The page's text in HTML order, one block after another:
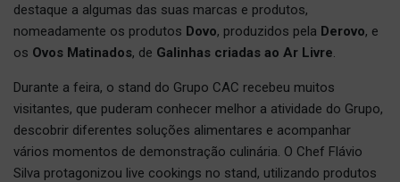
destaque a algumas das suas marcas e produtos,
nomeadamente os produtos Dovo, produzidos pela Derovo, e
os Ovos Matinados, de Galinhas criadas ao Ar Livre
Durante a feira, o stand do Grupo CAC recebeu muitos
visitantes, que puderam conhecer melhor a atividade do Grupo,
descobrir diferentes soluções alimentares e acompanhar
vários momentos de demonstração culinária. O Chef Flávio
Silva protagonizou live cookings no stand, utilizando produtos